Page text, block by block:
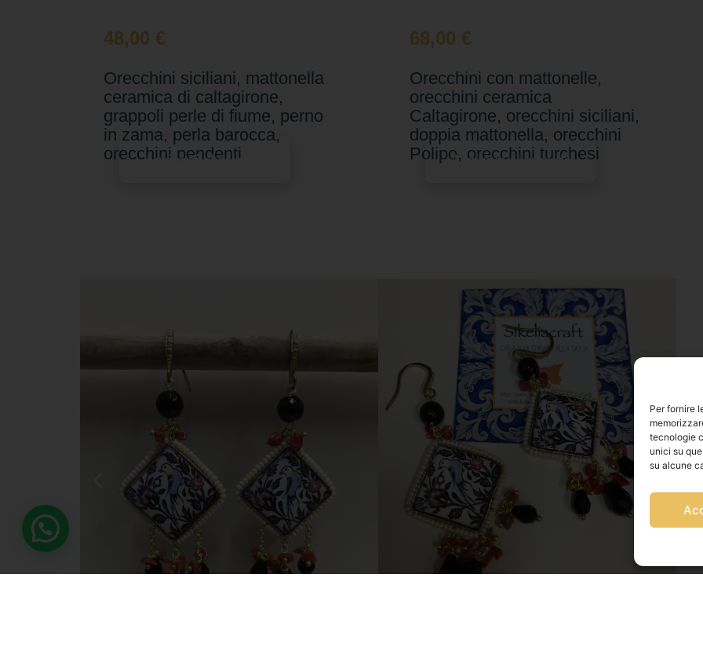
Per fornire
tecnologie
unici su
su alcune
48,00 €
Orecchini siciliani, mattonella
ceramica di caltagirone,
grappoli perle di fiume, perno
in zama, perla barocca,
orecchini pendenti
Aggiungi al carrello
68,00 €
Orecchini con mattonelle,
orecchini ceramica
Caltagirone, orecchini siciliani,
doppia mattonella, orecchini
Polipo, orecchini turchesi
Aggiungi al carrello